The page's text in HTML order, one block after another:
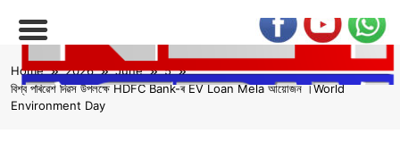
to
content
Home 2026 June
5
বিশ্ব পৰিৱেশ দিৱস উপলক্ষে HDFC Bank-ৰ EV Loan Mela আয়োজন ।World
Environment Day